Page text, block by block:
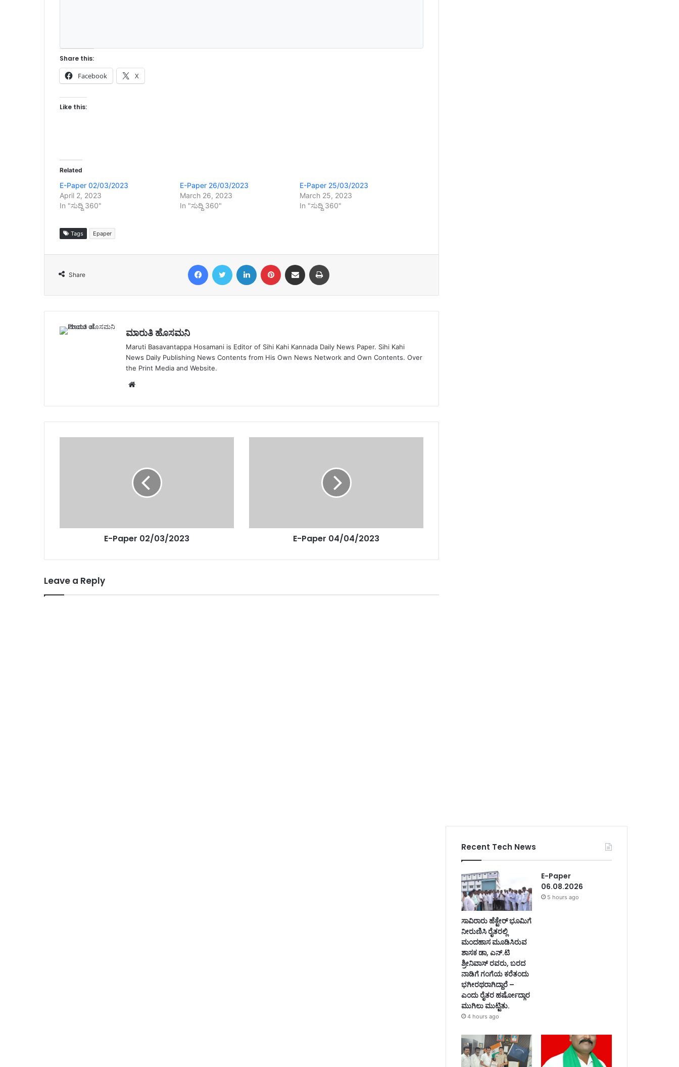
Share this:
Facebook X
Like this:
Related
E-Paper 02/03/2023
April 2, 2023
In "ಸುದ್ದಿ 360"
E-Paper 26/03/2023
March 26, 2023
In "ಸುದ್ದಿ 360"
E-Paper 25/03/2023
March 25, 2023
In "ಸುದ್ದಿ 360"
Tags Epaper
Share
FacebookTwitter LinkedIn Pinterest Share via Email
ಮಾರುತಿ ಹೊಸಮನಿ
Maruti Basavantappa Hosamani is Editor of Sihi Kahi Kannada Daily News Paper. Sihi Kahi
News Daily Publishing News Contents from His Own News Network and Own Contents. Over
the Print Media and Website.
Website
E-Paper 02/03/2023 E-Paper 04/04/2023
Leave a Reply
Recent Tech News
ಸಾವಿರಾರು ಹೆಕ್ಟೇರ್ ಭೂಮಿಗೆ
ನೀರುಣಿಸಿ ರೈತರಲ್ಲಿ
ಮಂದಹಾಸ ಮೂಡಿಸಿರುವ
ಶಾಸಕ ಡಾ, ಎನ್.ಟಿ
ಶ್ರೀನಿವಾಸ್ ರವರು, ಬರದ
ನಾಡಿಗೆ ಗಂಗೆಯ ಕರೆತಂದು
ಭಗೀರಥರಾಗಿದ್ದಾರೆ –
ಎಂದು ರೈತರ ಹರ್ಷೋದ್ಗಾರ
ಮುಗಿಲು ಮುಟ್ಟಿತು.
4 hours ago
E-Paper
06.08.2026
5 hours ago